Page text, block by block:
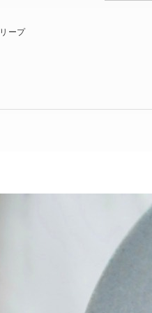
リープ